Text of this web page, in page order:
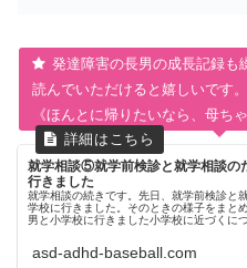
発達障害の長男の成長記録も
読んでいただけると嬉しいです。
《ほんとに帰りたいなら、母ち
就学相談⑤就学前検診と就学相談の
行きました
就学相談の続きです。先日、就学前検診と
学校に行きました。そのときの様子をまと
男と小学校に行きました小学校に近づくに
asd-adhd-baseball.com